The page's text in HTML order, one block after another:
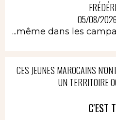
05/08/
...même dans les
CES JEUNES MAROCAINS
UN TERRITOIRE
C'EST